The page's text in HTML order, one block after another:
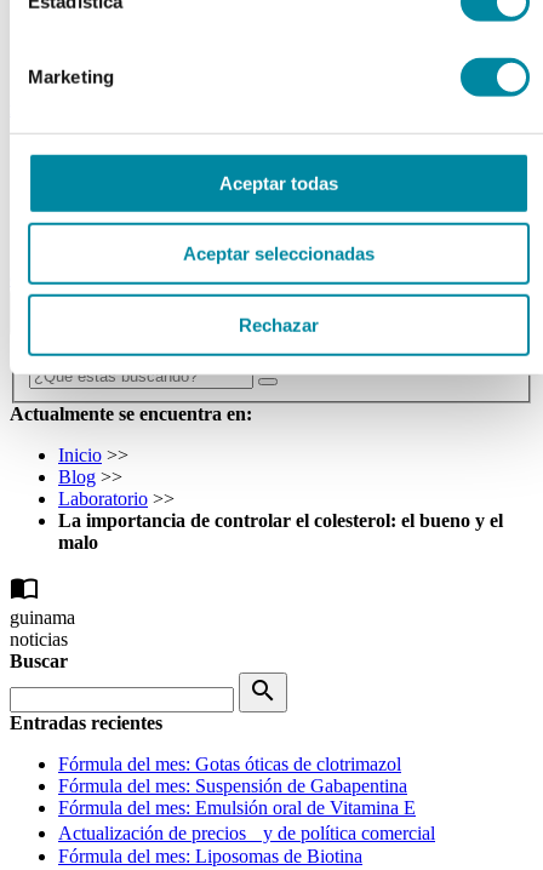
Marketing
Aceptar todas
Aceptar seleccionadas
Rechazar
Otros
Material aparatos
Reactivos
outlet
search home
Actualmente se encuentra en:
Inicio >>
Blog >>
Laboratorio >>
La importancia de controlar el colesterol: el bueno y el
malo
import_contacts
guinama
noticias
Buscar
search
Entradas recientes
Fórmula del mes: Gotas óticas de clotrimazol
Fórmula del mes: Suspensión de Gabapentina
Fórmula del mes: Emulsión oral de Vitamina E
Actualización de precios y de política comercial
Fórmula del mes: Liposomas de Biotina